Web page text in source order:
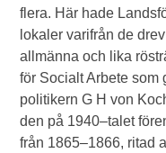
flera. Här hade
lokaler varifrån de
allmänna och lika
för Socialt Arbete som
politikern G H von
den på 1940–talet
från 1865–1866, ritad